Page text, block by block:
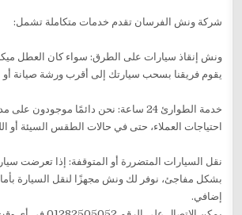
شركة ونش الفرسان تقدم خدمات متكاملة تشمل:
ونش إنقاذ سيارات على الطرق: سواء كان العطل
يقوم فريقنا بسحب سيارتك إلى أقرب ورشة صيانة
خدمة الطوارئ 24 ساعة: نحن دائمًا موجودون على
احتياجات العملاء، حتى في حالات الطقس السيئة أو
نقل السيارات المتضررة أو المتوقفة: إذا تعرضت
بشكل مفاجئ، نوفر لك ونش مجهزًا لنقل السيارة
إضافي.